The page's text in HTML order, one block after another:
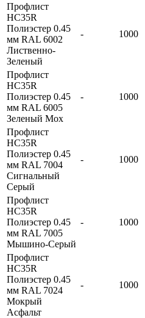
Профлист
HC35R
Полиэстер 0.45
мм RAL 6002
Лиственно-
Зеленый
- 1000
Профлист
HC35R
Полиэстер 0.45
мм RAL 6005
Зеленый Мох
- 1000
Профлист
HC35R
Полиэстер 0.45
мм RAL 7004
Сигнальный
Серый
- 1000
Профлист
HC35R
Полиэстер 0.45
мм RAL 7005
Мышино-Серый
- 1000
Профлист
HC35R
Полиэстер 0.45
мм RAL 7024
Мокрый
Асфальт
- 1000